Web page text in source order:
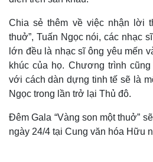
Chia sẻ thêm về việc nhận lời
thuở”, Tuấn Ngọc nói, các nhạc
lớn đều là nhạc sĩ ông yêu mến
khúc của họ. Chương trình
với cách dàn dựng tinh tế sẽ là
Ngọc trong lần trở lại Thủ đô.
Đêm Gala “Vàng son một thuở”
ngày 24/4 tại Cung văn hóa Hữu